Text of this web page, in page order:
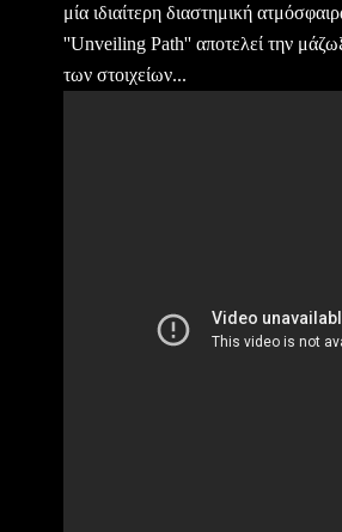
μία ιδιαίτερη διαστημική
''Unveiling Path'' αποτελεί την
των στοιχείων...